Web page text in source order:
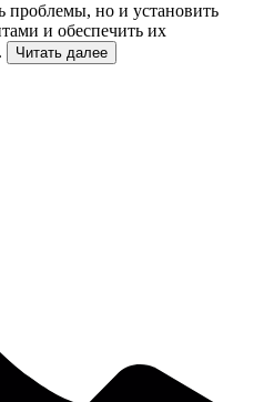
проблемы, но и установить
и обеспечить их
Читать далее